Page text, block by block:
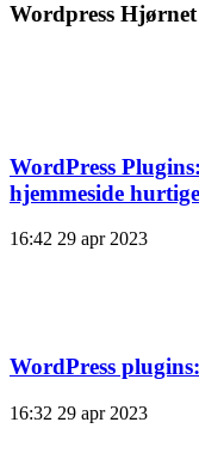
Wordpress Hjørnet
WordPress
hjemmeside
16:42 29 apr 2023
WordPress
16:32 29 apr 2023